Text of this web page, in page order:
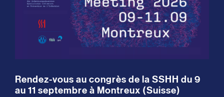
Rendez-vous au congrès de la SSHH du 9
au 11 septembre à Montreux (Suisse)